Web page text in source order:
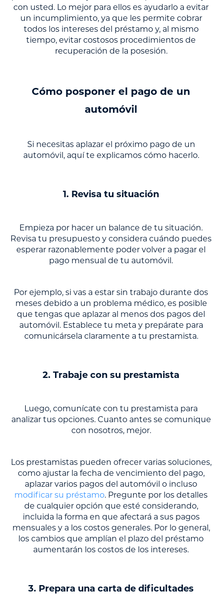
con usted. Lo mejor para ellos es ayudarlo a evitar
un incumplimiento, ya que les permite cobrar
todos los intereses del préstamo y, al mismo
tiempo, evitar costosos procedimientos de
recuperación de la posesión.
Cómo posponer el pago de un
automóvil
Si necesitas aplazar el próximo pago de un
automóvil, aquí te explicamos cómo hacerlo.
1. Revisa tu situación
Empieza por hacer un balance de tu situación.
Revisa tu presupuesto y considera cuándo puedes
esperar razonablemente poder volver a pagar el
pago mensual de tu automóvil.
Por ejemplo, si vas a estar sin trabajo durante dos
meses debido a un problema médico, es posible
que tengas que aplazar al menos dos pagos del
automóvil. Establece tu meta y prepárate para
comunicársela claramente a tu prestamista.
2. Trabaje con su prestamista
Luego, comunícate con tu prestamista para
analizar tus opciones. Cuanto antes se comunique
con nosotros, mejor.
Los prestamistas pueden ofrecer varias soluciones,
como ajustar la fecha de vencimiento del pago,
aplazar varios pagos del automóvil o incluso
modificar su préstamo. Pregunte por los detalles
de cualquier opción que esté considerando,
incluida la forma en que afectará a sus pagos
mensuales y a los costos generales. Por lo general,
los cambios que amplían el plazo del préstamo
aumentarán los costos de los intereses.
3. Prepara una carta de dificultades